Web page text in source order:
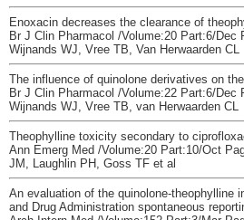
Enoxacin decreases the clearance of
Br J Clin Pharmacol /Volume:20 Part:6/Dec
Wijnands WJ, Vree TB, Van Herwaarden CL
The influence of quinolone derivatives on
Br J Clin Pharmacol /Volume:22 Part:6/Dec
Wijnands WJ, Vree TB, van Herwaarden CL
Theophylline toxicity secondary to
Ann Emerg Med /Volume:20 Part:10/Oct
JM, Laughlin PH, Goss TF et al
An evaluation of the quinolone-theophylline
and Drug Administration spontaneous